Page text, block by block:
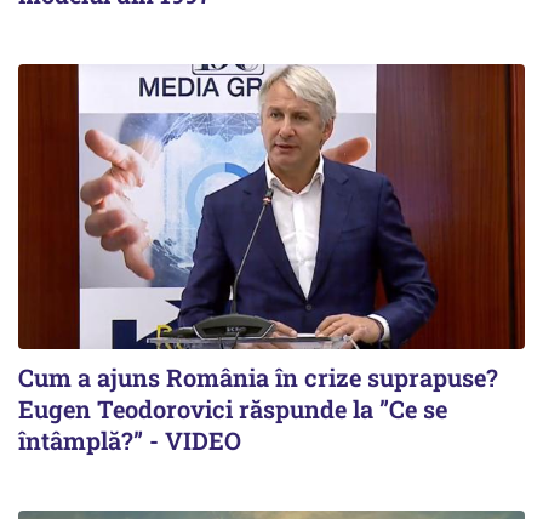
Cum a ajuns România în crize suprapuse?
Eugen Teodorovici răspunde la ”Ce se
întâmplă?” - VIDEO